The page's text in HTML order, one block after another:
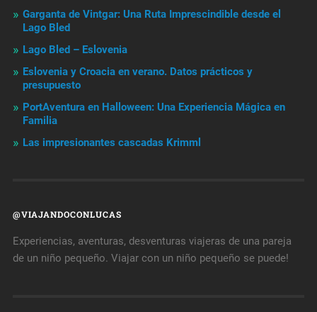
Garganta de Vintgar: Una Ruta Imprescindible desde el
Lago Bled
Lago Bled – Eslovenia
Eslovenia y Croacia en verano. Datos prácticos y
presupuesto
PortAventura en Halloween: Una Experiencia Mágica en
Familia
Las impresionantes cascadas Krimml
@VIAJANDOCONLUCAS
Experiencias, aventuras, desventuras viajeras de una pareja
de un niño pequeño. Viajar con un niño pequeño se puede!